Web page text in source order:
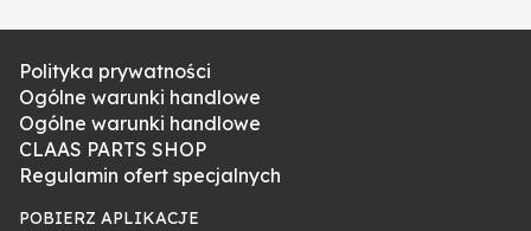
Polityka prywatności
Ogólne warunki handlowe
Ogólne warunki handlowe
CLAAS PARTS SHOP
Regulamin ofert specjalnych
POBIERZ APLIKACJE